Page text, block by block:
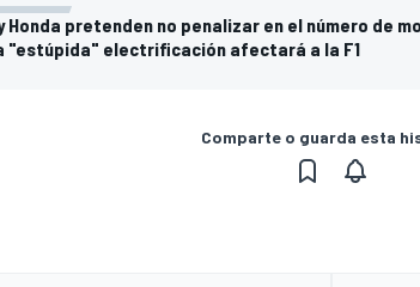
Honda pretenden no penalizar en el número de
"estúpida" electrificación afectará a la F1
Comparte o guarda esta